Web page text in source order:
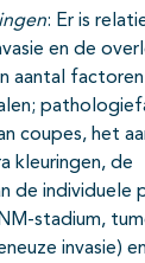
: Er is
en de
aantal
coupes, het
kleuringen, de
de individuele
stadium,
invasie)